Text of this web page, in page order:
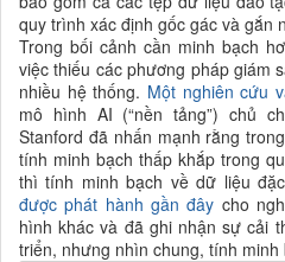
quy trình xác định gốc gác và gắn
Trong bối cảnh cần minh bạch
việc thiếu các phương pháp giám
nhiều hệ thống. Một nghiên cứu
mô hình AI (“nền tảng”) chủ
Stanford đã nhấn mạnh rằng
tính minh bạch thấp khắp trong
thì tính minh bạch về dữ liệu
được phát hành gần đây cho
hình khác và đã ghi nhận sự cải
triển, nhưng nhìn chung, tính